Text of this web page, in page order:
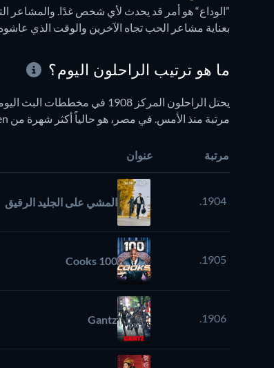
”الوداع“ هو أمر قد يحدث لأي شخص غدًا. والمشاعر
بعناية مشاعر الحب تجاه الآخرين والوقت الذي
ما هو ترتيب الراحلون اليوم؟
مرتبة منذ الأمس. في مصر، هو حالياً أكثر شهرة من At A Distance, Spring Is Green ولكن أقل شهرة من زوجي البطولي.
مرتبة عنوان
1904. المشي على الجليد الرقيق
1905.
100 Cooks
1906.
Gantz